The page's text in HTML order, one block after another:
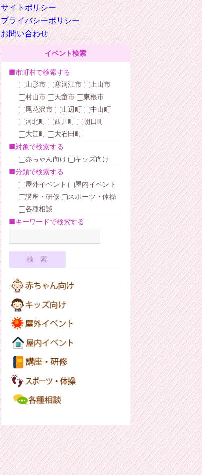
サイトポリシー
プライバシーポリシー
お問い合わせ
イベント検索
■市町村で検索する
山形市
寒河江市
上山市
村山市
天童市
東根市
尾花沢市
山辺町
中山町
河北町
西川町
朝日町
大江町
大石田町
■対象で検索する
赤ちゃん向け
キッズ向け
■分類で検索する
屋外イベント
屋内イベント
講座・研修
スポーツ・体操
各種相談
■キーワードで検索する